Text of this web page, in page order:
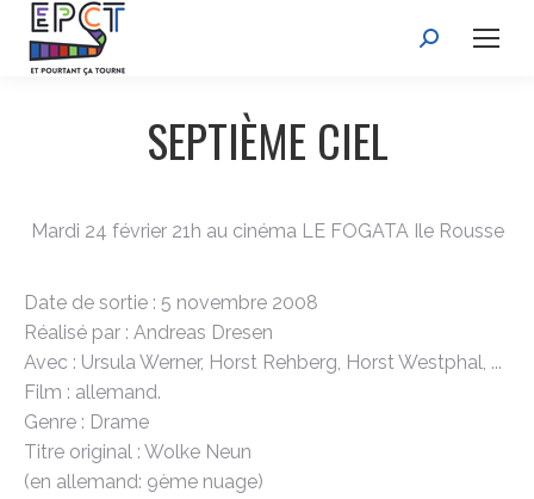
Recherche
SEPTIÈME CIEL
Mardi 24 février 21h au cinéma LE FOGATA Ile Rousse
Date de sortie : 5 novembre 2008
Réalisé par : Andreas Dresen
Avec : Ursula Werner, Horst Rehberg, Horst Westphal, ...
Film : allemand.
Genre : Drame
Titre original : Wolke Neun
(en allemand: 9ème nuage)